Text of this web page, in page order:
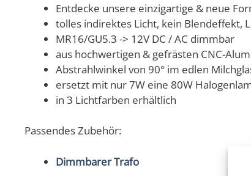
Entdecke unsere einzigartige & neue
tolles indirektes Licht, kein Blendeffekt,
MR16/GU5.3 -> 12V DC / AC dimmbar
aus hochwertigen & gefrästen CNC-
Abstrahlwinkel von 90° im edlen
ersetzt mit nur 7W eine 80W
in 3 Lichtfarben erhältlich
Passendes Zubehör:
Dimmbarer Trafo